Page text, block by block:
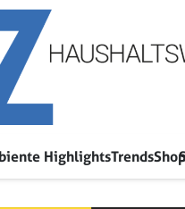
HighlightsTrendsShop